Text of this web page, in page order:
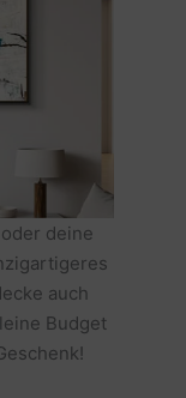
deine
auch
Budget